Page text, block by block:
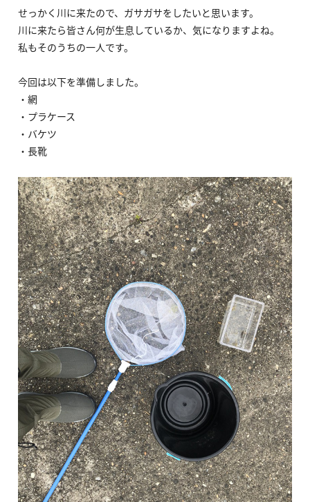
せっかく川に来たので、ガサガサをしたいと思います。
川に来たら皆さん何が生息しているか、気になりますよね。
私もそのうちの一人です。
今回は以下を準備しました。
・網
・プラケース
・バケツ
・長靴